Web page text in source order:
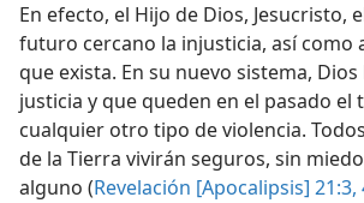
En efecto, el Hijo de Dios, Jesucristo,
futuro cercano la injusticia, así como
que exista. En su nuevo sistema,
justicia y que queden en el pasado
cualquier otro tipo de violencia.
de la Tierra vivirán seguros, sin
alguno (Revelación [Apocalipsis] 21:3,